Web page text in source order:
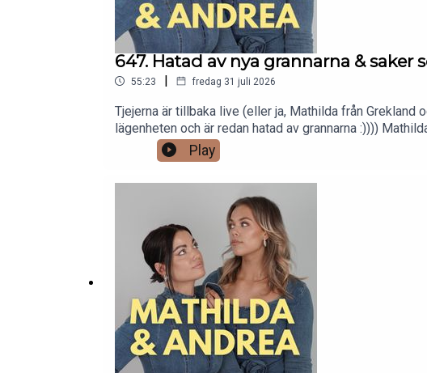
647. Hatad av nya grannarna & saker
55:23 | fredag 31 juli 2026
Tjejerna är tillbaka live (eller ja, Mathilda från Grekland
lägenheten och är redan hatad av grannarna :))))
hotellgästerna – inte minst de med brittisk härkomst.
Play